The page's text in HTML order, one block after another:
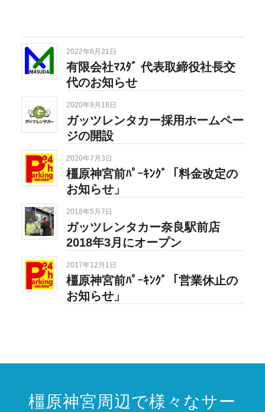
2022年6月21日
有限会社ﾏｽﾀﾞ 代表取締役社長交
代のお知らせ
2020年9月18日
ガッツレンタカー採用ホームペー
ジの開設
2020年7月3日
橿原神宮前ﾊﾟｰｷﾝｸﾞ「料金改定の
お知らせ」
2018年5月7日
ガッツレンタカー奈良駅前店
2018年3月にオープン
2017年12月1日
橿原神宮前ﾊﾟｰｷﾝｸﾞ「営業休止の
お知らせ」
橿原神宮周辺で様々なサー